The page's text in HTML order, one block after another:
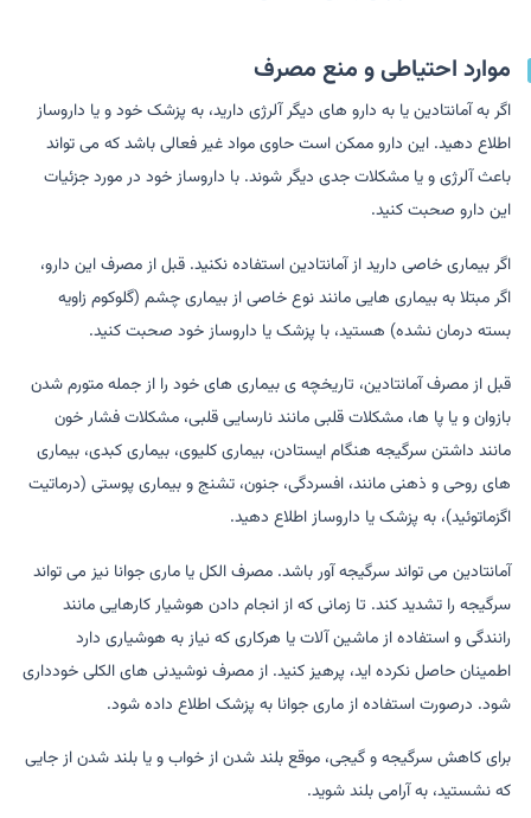
موارد احتیاطی و منع مصرف
اگر به آمانتادین یا به دارو های دیگر آلرژی دارید، به پزشک خود و یا داروساز
اطلاع دهید. این دارو ممکن است حاوی مواد غیر فعالی باشد که می تواند
باعث آلرژی و یا مشکلات جدی دیگر شوند. با داروساز خود در مورد جزئیات
این دارو صحبت کنید.
اگر بیماری خاصی دارید از آمانتادین استفاده نکنید. قبل از مصرف این دارو،
اگر مبتلا به بیماری هایی مانند نوع خاصی از بیماری چشم (گلوکوم زاویه
بسته درمان نشده) هستید، با پزشک یا داروساز خود صحبت کنید.
قبل از مصرف آمانتادین، تاریخچه ی بیماری های خود را از جمله متورم شدن
بازوان و یا پا ها، مشکلات قلبی مانند نارسایی قلبی، مشکلات فشار خون
مانند داشتن سرگیجه هنگام ایستادن، بیماری کلیوی، بیماری کبدی، بیماری
های روحی و ذهنی مانند، افسردگی، جنون، تشنج و بیماری پوستی (درماتیت
اگزماتوئید)، به پزشک یا داروساز اطلاع دهید.
آمانتادین می تواند سرگیجه آور باشد. مصرف الکل یا ماری جوانا نیز می تواند
سرگیجه را تشدید کند. تا زمانی که از انجام دادن هوشیار کارهایی مانند
رانندگی و استفاده از ماشین آلات یا هرکاری که نیاز به هوشیاری دارد
اطمینان حاصل نکرده اید، پرهیز کنید. از مصرف نوشیدنی های الکلی خودداری
شود. درصورت استفاده از ماری جوانا به پزشک اطلاع داده شود.
برای کاهش سرگیجه و گیجی، موقع بلند شدن از خواب و یا بلند شدن از جایی
که نشستید، به آرامی بلند شوید.